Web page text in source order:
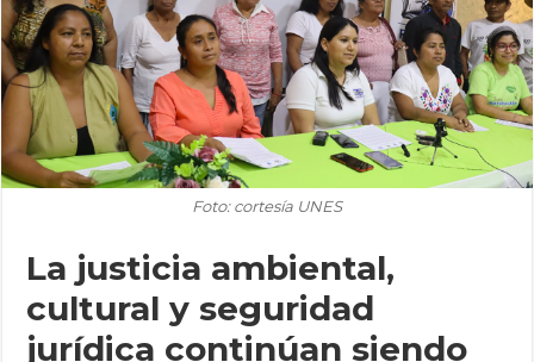
Foto: cortesía UNES
La justicia ambiental,
cultural y seguridad
jurídica continúan siendo